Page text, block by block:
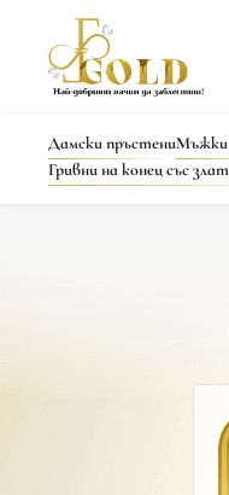
Дамски пръстениМъжки
Гривни на конец със